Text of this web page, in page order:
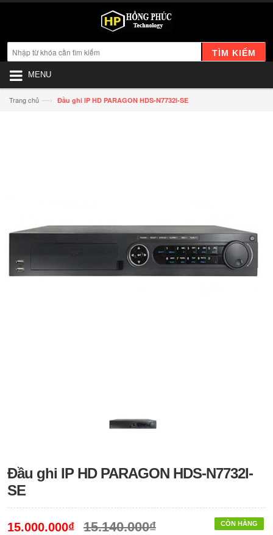
TÌM KIẾM
MENU
Trang chủ —› Đầu ghi IP HD PARAGON HDS-N7732I-SE
Đầu ghi IP HD PARAGON HDS-N7732I-
SE
CÒN HÀNG
15.000.000₫ 15.140.000₫